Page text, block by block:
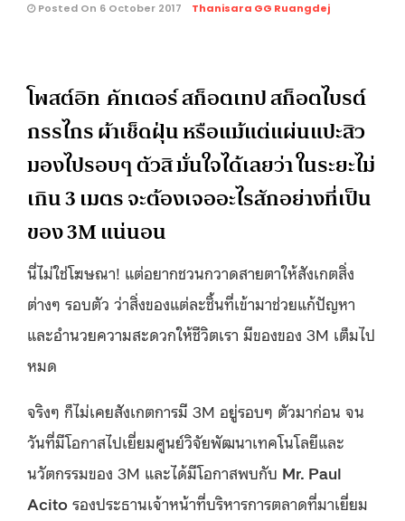
Posted On 6 October 2017 Thanisara GG Ruangdej
โพสต์อิท คัทเตอร์ สก็อตเทป สก็อตไบรต์
กรรไกร ผ้าเช็ดฝุ่น หรือแม้แต่แผ่นแปะสิว
มองไปรอบๆ ตัวสิ มั่นใจได้เลยว่า ในระยะไม่
เกิน 3 เมตร จะต้องเจออะไรสักอย่างที่เป็น
ของ 3M แน่นอน
นี่ไม่ใช่โฆษณา! แต่อยากชวนกวาดสายตาให้สังเกตสิ่ง
ต่างๆ รอบตัว ว่าสิ่งของแต่ละชิ้นที่เข้ามาช่วยแก้ปัญหา
และอำนวยความสะดวกให้ชีวิตเรา มีของของ 3M เต็มไป
หมด
จริงๆ ก็ไม่เคยสังเกตการมี 3M อยู่รอบๆ ตัวมาก่อน จน
วันที่มีโอกาสไปเยี่ยมศูนย์วิจัยพัฒนาเทคโนโลยีและ
นวัตกรรมของ 3M และได้มีโอกาสพบกับ Mr. Paul
Acito รองประธานเจ้าหน้าที่บริหารการตลาดที่มาเยี่ยม